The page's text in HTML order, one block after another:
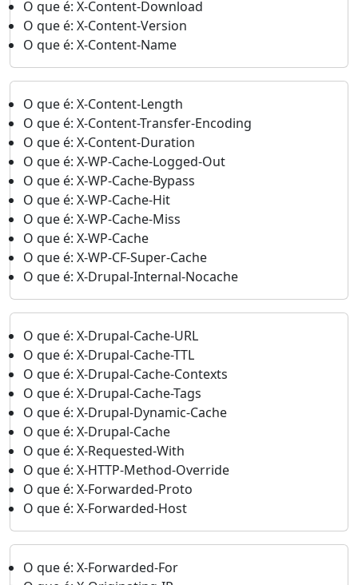
O que é: X-Content-Download
O que é: X-Content-Version
O que é: X-Content-Name
O que é: X-Content-Length
O que é: X-Content-Transfer-Encoding
O que é: X-Content-Duration
O que é: X-WP-Cache-Logged-Out
O que é: X-WP-Cache-Bypass
O que é: X-WP-Cache-Hit
O que é: X-WP-Cache-Miss
O que é: X-WP-Cache
O que é: X-WP-CF-Super-Cache
O que é: X-Drupal-Internal-Nocache
O que é: X-Drupal-Cache-URL
O que é: X-Drupal-Cache-TTL
O que é: X-Drupal-Cache-Contexts
O que é: X-Drupal-Cache-Tags
O que é: X-Drupal-Dynamic-Cache
O que é: X-Drupal-Cache
O que é: X-Requested-With
O que é: X-HTTP-Method-Override
O que é: X-Forwarded-Proto
O que é: X-Forwarded-Host
O que é: X-Forwarded-For